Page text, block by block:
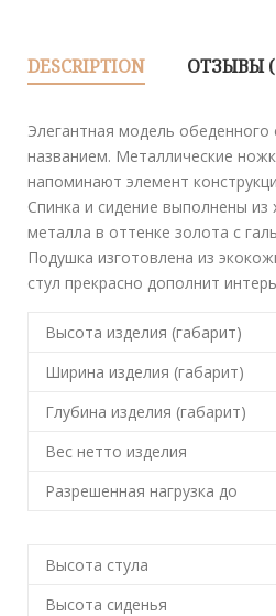
DESCRIPTION ОТЗЫВЫ
Элегантная модель
названием. Металлические
напоминают элемент
Спинка и сидение выполнены из
металла в оттенке золота с
Подушка изготовлена из
стул прекрасно дополнит
Высота изделия (габарит)
Ширина изделия (габарит)
Глубина изделия (габарит)
Вес нетто изделия
Разрешенная нагрузка до
Высота стула
Высота сиденья